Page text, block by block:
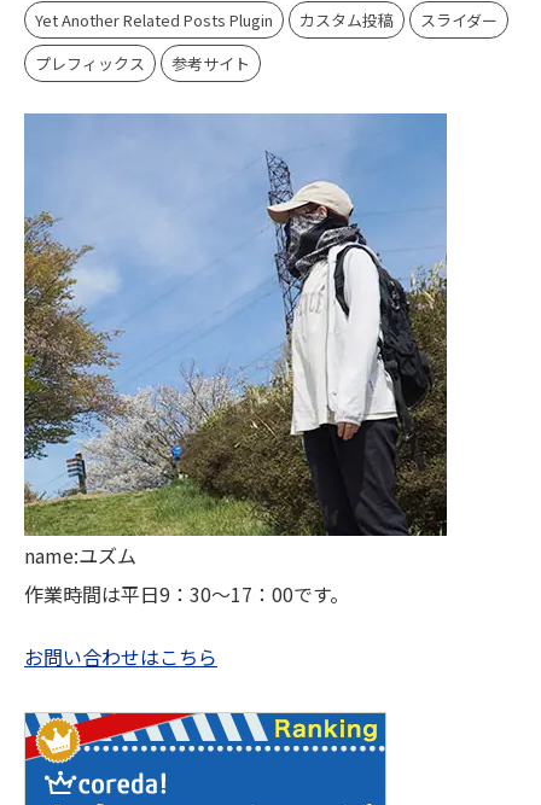
Yet Another Related Posts Plugin
カスタム投稿
スライダー
プレフィックス
参考サイト
name:ユズム
作業時間は平日9：30～17：00です。
お問い合わせはこちら